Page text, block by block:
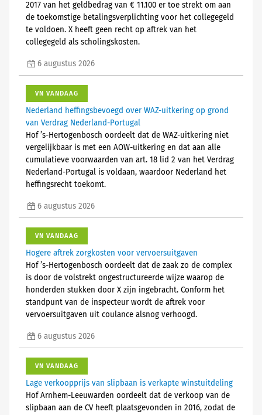
2017 van het geldbedrag van € 11.100 er toe strekt om aan
de toekomstige betalingsverplichting voor het collegegeld
te voldoen. X heeft geen recht op aftrek van het
collegegeld als scholingskosten.
6 augustus 2026
VN VANDAAG
Nederland heffingsbevoegd over WAZ-uitkering op grond
van Verdrag Nederland-Portugal
Hof ’s-Hertogenbosch oordeelt dat de WAZ-uitkering niet
vergelijkbaar is met een AOW-uitkering en dat aan alle
cumulatieve voorwaarden van art. 18 lid 2 van het Verdrag
Nederland-Portugal is voldaan, waardoor Nederland het
heffingsrecht toekomt.
6 augustus 2026
VN VANDAAG
Hogere aftrek zorgkosten voor vervoersuitgaven
Hof ’s-Hertogenbosch oordeelt dat de zaak zo de complex
is door de volstrekt ongestructureerde wijze waarop de
honderden stukken door X zijn ingebracht. Conform het
standpunt van de inspecteur wordt de aftrek voor
vervoersuitgaven uit coulance alsnog verhoogd.
6 augustus 2026
VN VANDAAG
Lage verkoopprijs van slipbaan is verkapte winstuitdeling
Hof Arnhem-Leeuwarden oordeelt dat de verkoop van de
slipbaan aan de CV heeft plaatsgevonden in 2016, zodat de